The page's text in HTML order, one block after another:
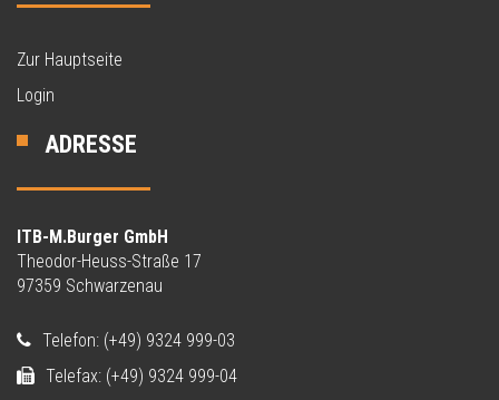
Zur Hauptseite
Login
ADRESSE
ITB-M.Burger GmbH
Theodor-Heuss-Straße 17
97359 Schwarzenau
Telefon: (+49) 9324 999-03
Telefax: (+49) 9324 999-04